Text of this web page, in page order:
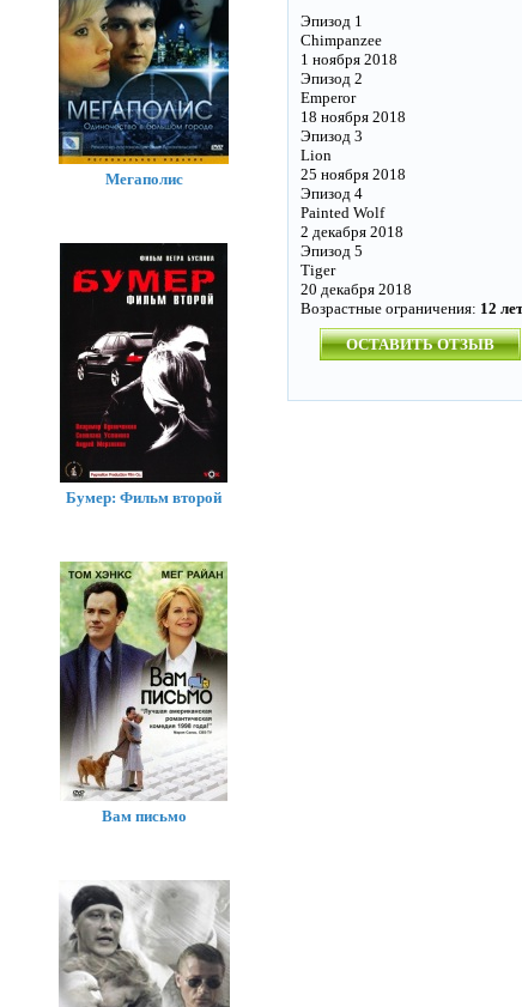
Эпизод 1
Chimpanzee
1 ноября 2018
Эпизод 2
Emperor
18 ноября 2018
Эпизод 3
Lion
25 ноября 2018
Эпизод 4
Painted Wolf
2 декабря 2018
Эпизод 5
Tiger
20 декабря 2018
Возрастные ограничения: 12 лет
ОСТАВИТЬ ОТЗЫВ
Мегаполис
Бумер: Фильм второй
Вам письмо